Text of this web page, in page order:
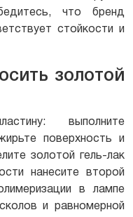
что бренд
стойкости и
золотой
выполните
поверхность и
золотой гель-лак
нанесите второй
в лампе
и равномерной